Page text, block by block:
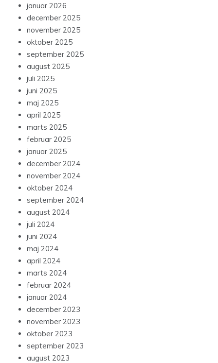
januar 2026
december 2025
november 2025
oktober 2025
september 2025
august 2025
juli 2025
juni 2025
maj 2025
april 2025
marts 2025
februar 2025
januar 2025
december 2024
november 2024
oktober 2024
september 2024
august 2024
juli 2024
juni 2024
maj 2024
april 2024
marts 2024
februar 2024
januar 2024
december 2023
november 2023
oktober 2023
september 2023
august 2023